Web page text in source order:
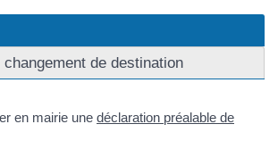
de destination
en mairie une déclaration préalable de